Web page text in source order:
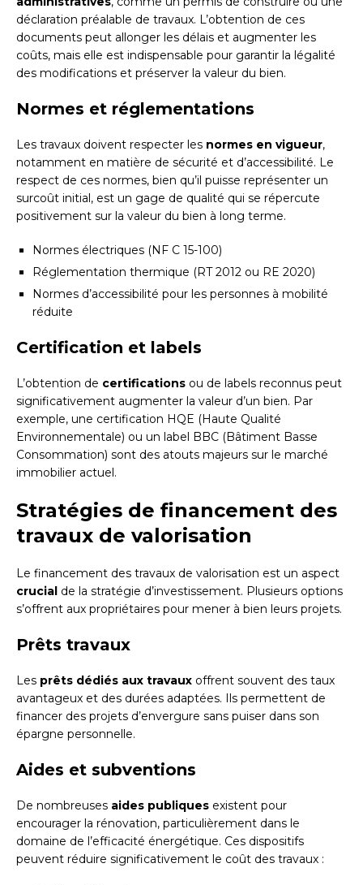
déclaration préalable de travaux. L’obtention de ces
documents peut allonger les délais et augmenter les
coûts, mais elle est indispensable pour garantir la légalité
des modifications et préserver la valeur du bien.
Normes et réglementations
Les travaux doivent respecter les normes en vigueur,
notamment en matière de sécurité et d’accessibilité. Le
respect de ces normes, bien qu’il puisse représenter un
surcoût initial, est un gage de qualité qui se répercute
positivement sur la valeur du bien à long terme.
Normes électriques (NF C 15-100)
Réglementation thermique (RT 2012 ou RE 2020)
Normes d’accessibilité pour les personnes à mobilité
réduite
Certification et labels
L’obtention de certifications ou de labels reconnus peut
significativement augmenter la valeur d’un bien. Par
exemple, une certification HQE (Haute Qualité
Environnementale) ou un label BBC (Bâtiment Basse
Consommation) sont des atouts majeurs sur le marché
immobilier actuel.
Stratégies de financement des
travaux de valorisation
Le financement des travaux de valorisation est un aspect
crucial de la stratégie d’investissement. Plusieurs options
s’offrent aux propriétaires pour mener à bien leurs projets.
Prêts travaux
Les prêts dédiés aux travaux offrent souvent des taux
avantageux et des durées adaptées. Ils permettent de
financer des projets d’envergure sans puiser dans son
épargne personnelle.
Aides et subventions
De nombreuses aides publiques existent pour
encourager la rénovation, particulièrement dans le
domaine de l’efficacité énergétique. Ces dispositifs
peuvent réduire significativement le coût des travaux :